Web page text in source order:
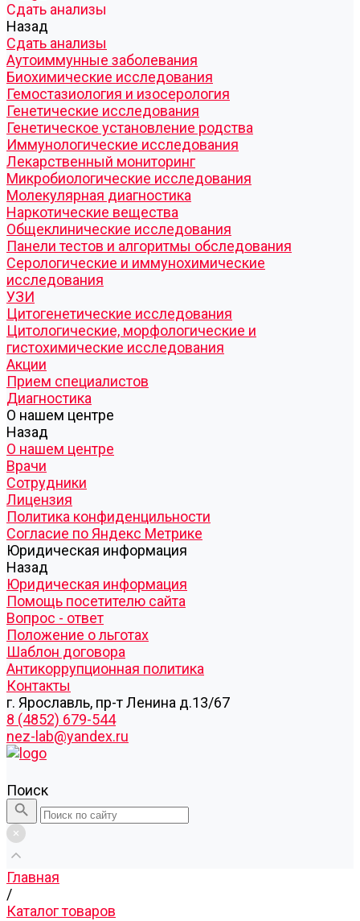
Cдать анализы
Назад
Cдать анализы
Аутоиммунные заболевания
Биохимические исследования
Гемостазиология и изосерология
Генетические исследования
Генетическое установление родства
Иммунологические исследования
Лекарственный мониторинг
Микробиологические исследования
Молекулярная диагностика
Наркотические вещества
Общеклинические исследования
Панели тестов и алгоритмы обследования
Серологические и иммунохимические
исследования
УЗИ
Цитогенетические исследования
Цитологические, морфологические и
гистохимические исследования
Акции
Прием специалистов
Диагностика
О нашем центре
Назад
О нашем центре
Врачи
Сотрудники
Лицензия
Политика конфиденцильности
Согласие по Яндекс Метрике
Юридическая информация
Назад
Юридическая информация
Помощь посетителю сайта
Вопрос - ответ
Положение о льготах
Шаблон договора
Антикоррупционная политика
Контакты
г. Ярославль, пр-т Ленина д.13/67
8 (4852) 679-544
nez-lab@yandex.ru
Поиск
Главная
/
Каталог товаров